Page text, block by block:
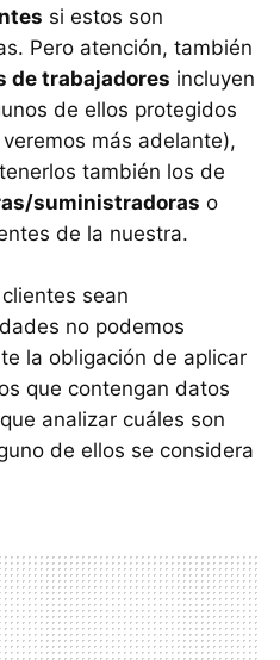
si estos son
Pero atención, también
de trabajadores incluyen
de ellos protegidos
más adelante),
también los de
suministradoras o
de la nuestra.
sean
no podemos
la obligación de aplicar
que contengan datos
analizar cuáles son
de ellos se considera